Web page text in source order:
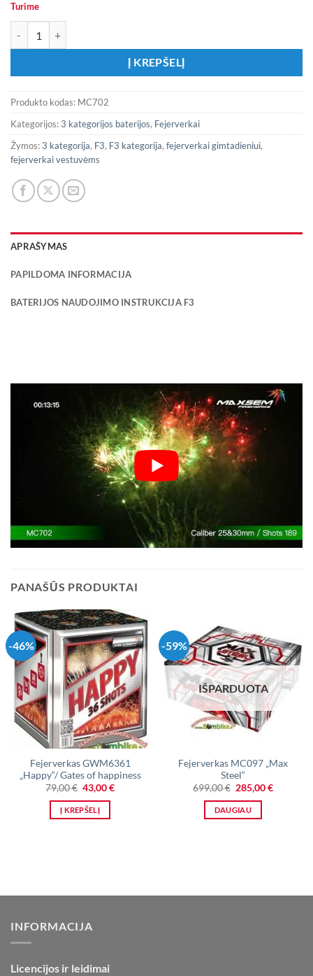
Turime
Į KREPŠELĮ
Produkto kodas: MC702
Kategorijos:3 kategorijos baterijos, Fejerverkai
Žymos:3 kategorija, F3, F3 kategorija, fejerverkai gimtadieniui,
fejerverkai vestuvėms
APRAŠYMAS
PAPILDOMA INFORMACIJA
BATERIJOS NAUDOJIMO INSTRUKCIJA F3
PANAŠŪS PRODUKTAI
-46%
Fejerverkas GWM6361
„Happy“/ Gates of happiness
79,00€ Original
price
was:
79,00 €.
43,00€Current
Į KREPŠELĮ
-59%
IŠPARDUOTA
Fejerverkas MC097 „Max
Steel“
699,00€ Original
price
was:
699,00 €.
285,00€Current
DAUGIAU
INFORMACIJA
Licencijos ir leidimai